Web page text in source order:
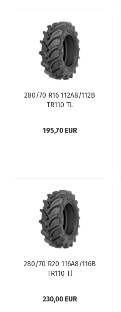
280/70 R16 112A8/112B
TR110 TL
195,70 EUR
280/70 R20 116A8/116B
TR110 Tl
230,00 EUR